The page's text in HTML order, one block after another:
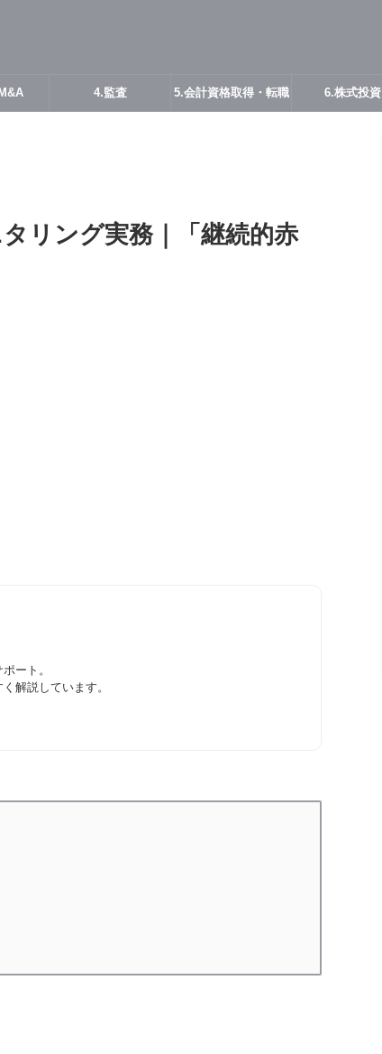
4.監査 5.会計資格取得・転職 6.株式投資
リング実務｜「継続的赤
ート。
解説しています。